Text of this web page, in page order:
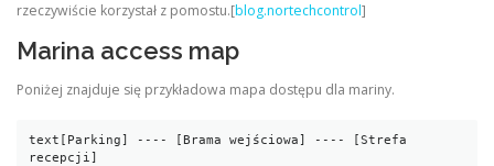
rzeczywiście korzystał z pomostu.[blog.nortechcontrol]
Marina access map
Poniżej znajduje się przykładowa mapa dostępu dla mariny.
text [Parking] ---- [Brama wejściowa] ---- [Strefa
recepcji]